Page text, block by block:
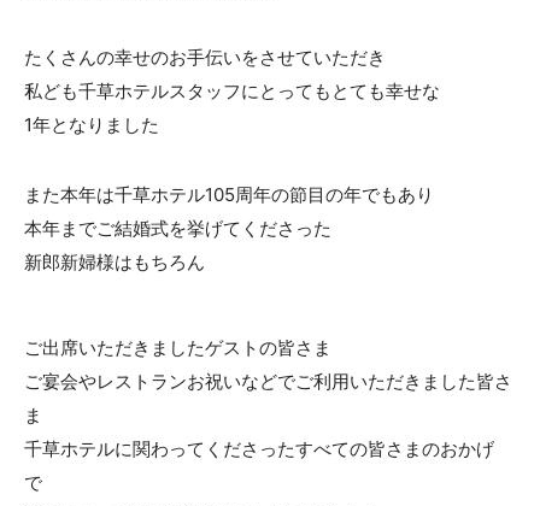
たくさんの幸せのお手伝いをさせていただき
私ども千草ホテルスタッフにとってもとても幸せな
1年となりました
また本年は千草ホテル105周年の節目の年でもあり
本年までご結婚式を挙げてくださった
新郎新婦様はもちろん
ご出席いただきましたゲストの皆さま
ご宴会やレストランお祝いなどでご利用いただきました皆さ
ま
千草ホテルに関わってくださったすべての皆さまのおかげ
で